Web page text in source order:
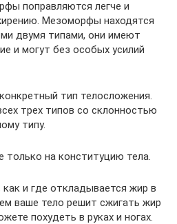
поправляются легче и
Мезоморфы находятся
двумя типами, они имеют
и могут без особых усилий
тип телосложения.
трех типов со склонностью
типу.
только на конституцию тела.
и где откладывается жир в
ваше тело решит сжигать жир
похудеть в руках и ногах.